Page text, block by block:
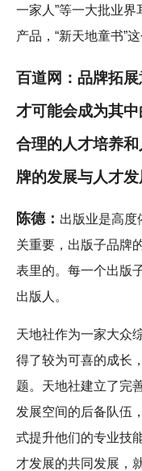
一家人”等一大批业
产品，“新天地童书”
百道网：品牌拓
才可能会成为其
合理的人才培养
牌的发展与人才
陈德： 出版业是高度
关重要，出版子品牌
表里的。每一个出版
出版人。
天地社作为一家大众
得了较为可喜的成长
题。天地社建立了完
发展空间的后备队伍
式提升他们的专业技
才发展的共同发展，